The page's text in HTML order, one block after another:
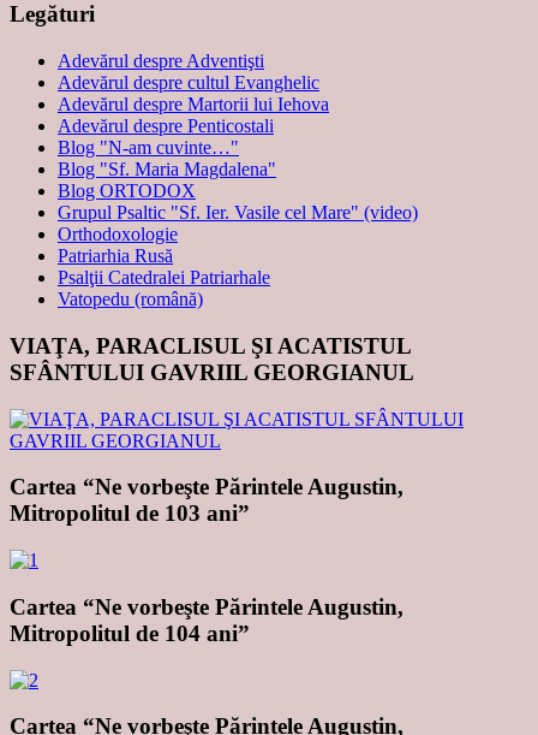
Legături
Adevărul despre Adventişti
Adevărul despre cultul Evanghelic
Adevărul despre Martorii lui Iehova
Adevărul despre Penticostali
Blog "N-am cuvinte…"
Blog "Sf. Maria Magdalena"
Blog ORTODOX
Grupul Psaltic "Sf. Ier. Vasile cel Mare" (video)
Orthodoxologie
Patriarhia Rusă
Psalţii Catedralei Patriarhale
Vatopedu (română)
VIAŢA, PARACLISUL ŞI ACATISTUL
SFÂNTULUI GAVRIIL GEORGIANUL
Cartea “Ne vorbeşte Părintele Augustin,
Mitropolitul de 103 ani”
Cartea “Ne vorbeşte Părintele Augustin,
Mitropolitul de 104 ani”
Cartea “Ne vorbeşte Părintele Augustin,